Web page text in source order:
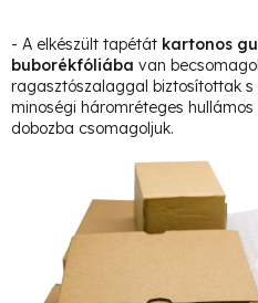
- A elkészült tapétát kartonos
buborékfóliába van
ragasztószalaggal biztosítottak
minoségi háromréteges hullámos
dobozba csomagoljuk.